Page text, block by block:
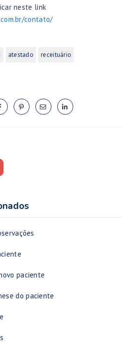
neste link
contato/
atestado receituário
paciente
do paciente